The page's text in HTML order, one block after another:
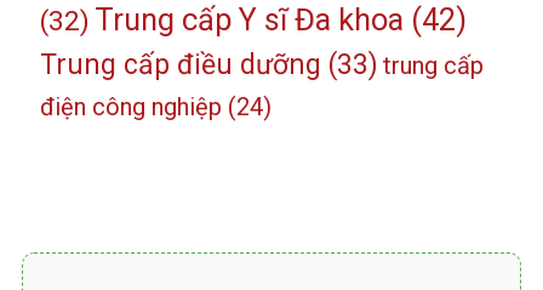
(32) Trung cấp Y sĩ Đa khoa (42)
Trung cấp điều dưỡng (33) trung cấp
điện công nghiệp (24)